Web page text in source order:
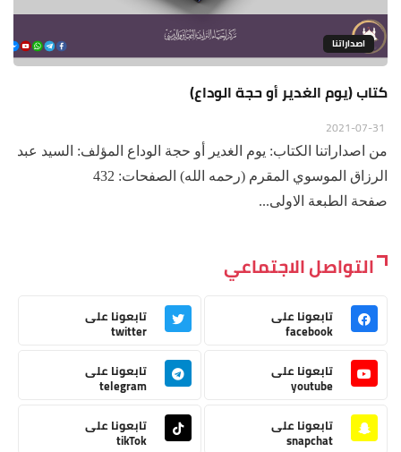
اصداراتنا
كتاب (يوم الغدير أو حجة الوداع)
من اصداراتنا الكتاب: يوم الغدير أو حجة الوداع المؤلف: السيد عبد
الرزاق الموسوي المقرم (رحمه الله) الصفحات: 432
صفحة الطبعة الاولى...
التواصل الاجتماعي
تابعونا على
facebook
تابعونا على
twitter
تابعونا على
youtube
تابعونا على
telegram
تابعونا على
snapchat
تابعونا على
tikTok